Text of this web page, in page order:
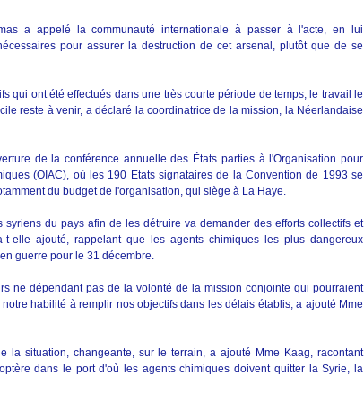
a appelé la communauté internationale à passer à l'acte, en lui
pour assurer la destruction de cet arsenal, plutôt que de se
qui ont été effectués dans une très courte période de temps, le travail le
reste à venir, a déclaré la coordinatrice de la mission, la Néerlandaise
de la conférence annuelle des États parties à l'Organisation pour
(OIAC), où les 190 Etats signataires de la Convention de 1993 se
du budget de l'organisation, qui siège à La Haye.
syriens du pays afin de les détruire va demander des efforts collectifs et
t-elle ajouté, rappelant que les agents chimiques les plus dangereux
guerre pour le 31 décembre.
ne dépendant pas de la volonté de la mission conjointe qui pourraient
habilité à remplir nos objectifs dans les délais établis, a ajouté Mme
la situation, changeante, sur le terrain, a ajouté Mme Kaag, racontant
dans le port d'où les agents chimiques doivent quitter la Syrie, la